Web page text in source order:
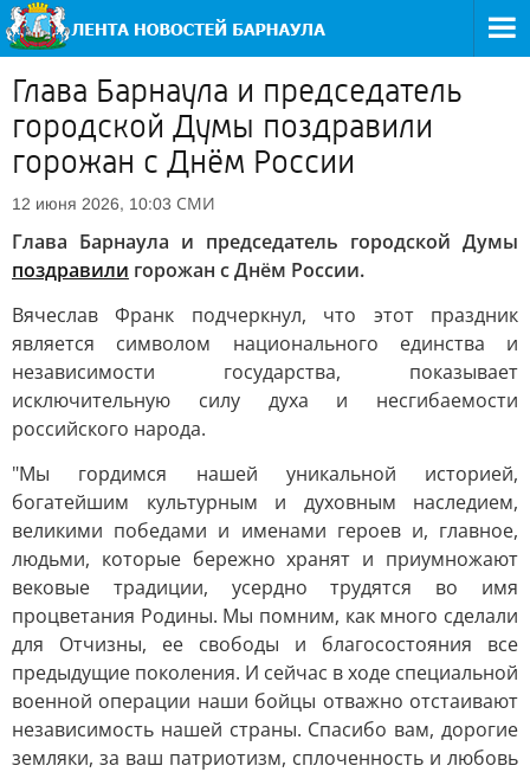
Глава Барнаула и председатель
городской Думы поздравили
горожан с Днём России
12 июня 2026, 10:03 СМИ
Глава Барнаула и председатель городской Думы
поздравили горожан с Днём России.
Вячеслав Франк подчеркнул, что этот праздник
является символом национального единства и
независимости государства, показывает
исключительную силу духа и несгибаемости
российского народа.
"Мы гордимся нашей уникальной историей,
богатейшим культурным и духовным наследием,
великими победами и именами героев и, главное,
людьми, которые бережно хранят и приумножают
вековые традиции, усердно трудятся во имя
процветания Родины. Мы помним, как много сделали
для Отчизны, ее свободы и благосостояния все
предыдущие поколения. И сейчас в ходе специальной
военной операции наши бойцы отважно отстаивают
независимость нашей страны. Спасибо вам, дорогие
земляки, за ваш патриотизм, сплоченность и любовь